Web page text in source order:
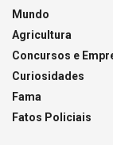
Mundo
Agricultura
Concursos e
Curiosidades
Fama
Fatos Policiais